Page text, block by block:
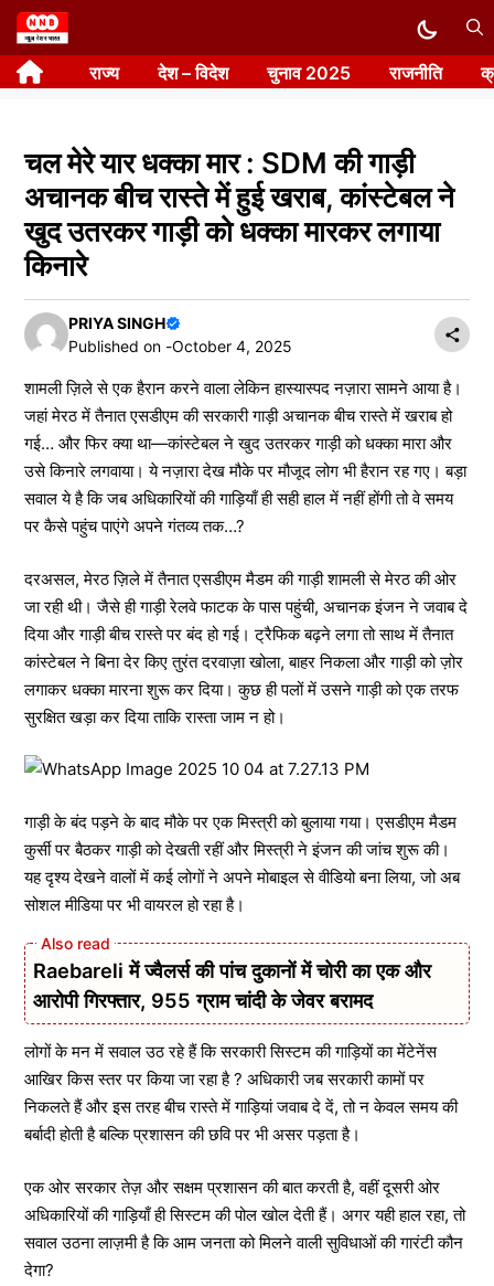
Skip
to
content राज्य देश – विदेश चुनाव 2025 राजनीति
चल मेरे यार धक्का मार : SDM की गाड़ी
अचानक बीच रास्ते में हुई खराब, कांस्टेबल ने
खुद उतरकर गाड़ी को धक्का मारकर लगाया
किनारे
PRIYA SINGH
Published on -October 4, 2025
शामली ज़िले से एक हैरान करने वाला लेकिन हास्यास्पद नज़ारा सामने आया है।
जहां मेरठ में तैनात एसडीएम की सरकारी गाड़ी अचानक बीच रास्ते में खराब हो
गई… और फिर क्या था—कांस्टेबल ने खुद उतरकर गाड़ी को धक्का मारा और
उसे किनारे लगवाया। ये नज़ारा देख मौके पर मौजूद लोग भी हैरान रह गए। बड़ा
सवाल ये है कि जब अधिकारियों की गाड़ियाँ ही सही हाल में नहीं होंगी तो वे समय
पर कैसे पहुंच पाएंगे अपने गंतव्य तक…?
दरअसल, मेरठ ज़िले में तैनात एसडीएम मैडम की गाड़ी शामली से मेरठ की ओर
जा रही थी। जैसे ही गाड़ी रेलवे फाटक के पास पहुंची, अचानक इंजन ने जवाब दे
दिया और गाड़ी बीच रास्ते पर बंद हो गई। ट्रैफिक बढ़ने लगा तो साथ में तैनात
कांस्टेबल ने बिना देर किए तुरंत दरवाज़ा खोला, बाहर निकला और गाड़ी को ज़ोर
लगाकर धक्का मारना शुरू कर दिया। कुछ ही पलों में उसने गाड़ी को एक तरफ
सुरक्षित खड़ा कर दिया ताकि रास्ता जाम न हो।
गाड़ी के बंद पड़ने के बाद मौके पर एक मिस्त्री को बुलाया गया। एसडीएम मैडम
कुर्सी पर बैठकर गाड़ी को देखती रहीं और मिस्त्री ने इंजन की जांच शुरू की।
यह दृश्य देखने वालों में कई लोगों ने अपने मोबाइल से वीडियो बना लिया, जो अब
सोशल मीडिया पर भी वायरल हो रहा है।
Raebareli में ज्वैलर्स की पांच दुकानों में चोरी का एक और
आरोपी गिरफ्तार, 955 ग्राम चांदी के जेवर बरामद
लोगों के मन में सवाल उठ रहे हैं कि सरकारी सिस्टम की गाड़ियों का मेंटेनेंस
आखिर किस स्तर पर किया जा रहा है ? अधिकारी जब सरकारी कामों पर
निकलते हैं और इस तरह बीच रास्ते में गाड़ियां जवाब दे दें, तो न केवल समय की
बर्बादी होती है बल्कि प्रशासन की छवि पर भी असर पड़ता है।
एक ओर सरकार तेज़ और सक्षम प्रशासन की बात करती है, वहीं दूसरी ओर
अधिकारियों की गाड़ियाँ ही सिस्टम की पोल खोल देती हैं। अगर यही हाल रहा, तो
सवाल उठना लाज़मी है कि आम जनता को मिलने वाली सुविधाओं की गारंटी कौन
देगा?